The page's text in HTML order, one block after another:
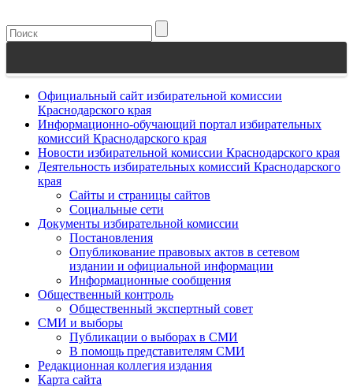
Официальный сайт избирательной комиссии
Краснодарского края
Информационно-обучающий портал избирательных
комиссий Краснодарского края
Новости избирательной комиссии Краснодарского края
Деятельность избирательных комиссий Краснодарского
края
Сайты и страницы сайтов
Социальные сети
Документы избирательной комиссии
Постановления
Опубликование правовых актов в сетевом
издании и официальной информации
Информационные сообщения
Общественный контроль
Общественный экспертный совет
СМИ и выборы
Публикации о выборах в СМИ
В помощь представителям СМИ
Редакционная коллегия издания
Карта сайта